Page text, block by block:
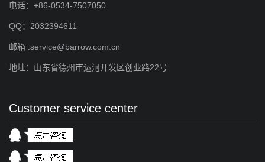
电话：+86-0534-7507050
QQ：2032394611
邮箱 :service@barrow.com.cn
地址：山东省德州市运河开发区创业路22号
Customer service center